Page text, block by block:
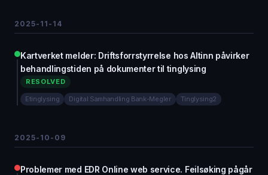
2025-11-14
Kartverket melder: Driftsforrstyrrelse hos Altinn påvirker
behandlingstiden på dokumenter til tinglysing
RESOLVED
Etinglysing Digital Samhandling Bank-Megler Tinglysing2
2025-10-09
Problemer med EDR Online web service. Feilsøking pågår